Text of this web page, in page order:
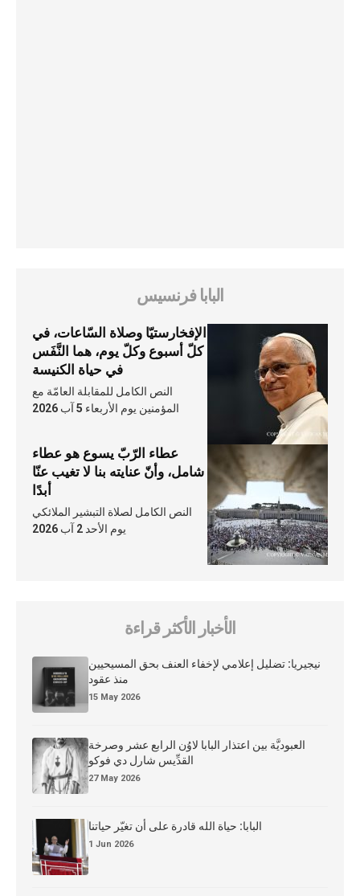
البابا فرنسيس
الإفخارستيّا وصلاة السّاعات، في
كلّ أسبوع وكلّ يوم، هما النَّفَس
في حياة الكنيسة
النص الكامل للمقابلة العامّة مع
المؤمنين يوم الأربعاء 5 آب 2026
عطاء الرّبّ يسوع هو عطاء
شامل، وأنّ عنايته بنا لا تغيب عنّا
أبدًا
النص الكامل لصلاة التبشير الملائكي
يوم الأحد 2 آب 2026
الأخبار الأكثر قراءة
نيجيريا: تضليل إعلامي لإخفاء العنف بحق المسيحيين
منذ عقود
15 May 2026
العبوديَّة بين اعتذار البابا لاوُن الرابع عشر وصرخة
القدِّيس شارل دي فوكو
27 May 2026
البابا: حياة الله قادرة على أن تغيّر حياتنا
1 Jun 2026